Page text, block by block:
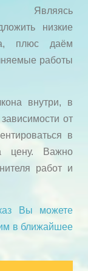
Являясь
низкие
плюс даём
работы
внутри, в
от
в
цену. Важно
работ и
Вы можете
в ближайшее